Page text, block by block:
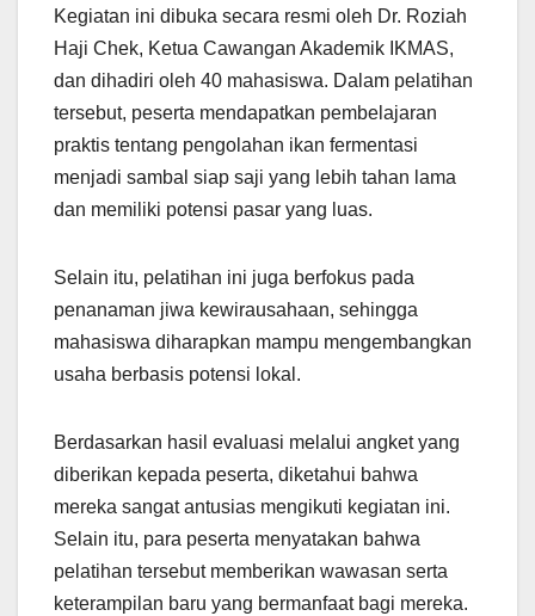
Kegiatan ini dibuka secara resmi oleh Dr. Roziah
Haji Chek, Ketua Cawangan Akademik IKMAS,
dan dihadiri oleh 40 mahasiswa. Dalam pelatihan
tersebut, peserta mendapatkan pembelajaran
praktis tentang pengolahan ikan fermentasi
menjadi sambal siap saji yang lebih tahan lama
dan memiliki potensi pasar yang luas.
Selain itu, pelatihan ini juga berfokus pada
penanaman jiwa kewirausahaan, sehingga
mahasiswa diharapkan mampu mengembangkan
usaha berbasis potensi lokal.
Berdasarkan hasil evaluasi melalui angket yang
diberikan kepada peserta, diketahui bahwa
mereka sangat antusias mengikuti kegiatan ini.
Selain itu, para peserta menyatakan bahwa
pelatihan tersebut memberikan wawasan serta
keterampilan baru yang bermanfaat bagi mereka.